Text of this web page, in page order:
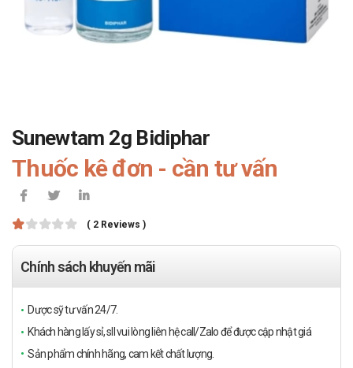
Sunewtam 2g Bidiphar
Thuốc kê đơn - cần tư vấn
( 2 Reviews )
Chính sách khuyến mãi
Dược sỹ tư vấn 24/7.
Khách hàng lấy sỉ, sll vui lòng liên hệ call/Zalo để được cập nhật giá
Sản phẩm chính hãng, cam kết chất lượng.